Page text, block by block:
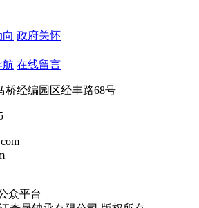
政府关怀
航 在线留言
桥经编园区经丰路68号
众平台